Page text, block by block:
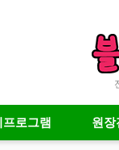
로그램 원장